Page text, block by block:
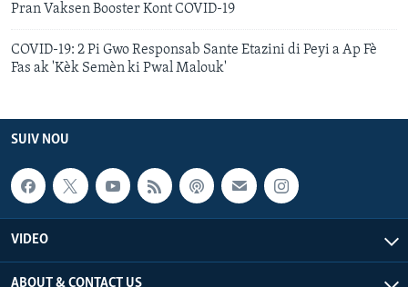
Pran Vaksen Booster Kont COVID-19
COVID-19: 2 Pi Gwo Responsab Sante Etazini di Peyi a Ap Fè
Fas ak 'Kèk Semèn ki Pwal Malouk'
SUIV NOU
VIDEO
ABOUT & CONTACT US